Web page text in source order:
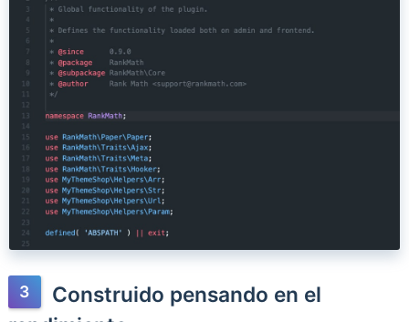
Construido pensando en el